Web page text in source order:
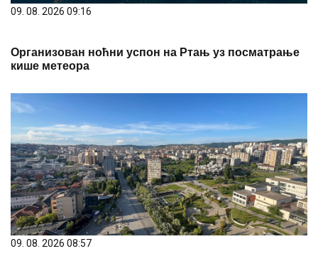
09. 08. 2026 09:16
Организован ноћни успон на Ртањ уз посматрање
кише метеора
09. 08. 2026 08:57